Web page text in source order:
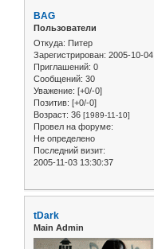
BAG
Пользователи
Откуда: Питер
Зарегистрирован: 2005-10-04
Приглашений: 0
Сообщений: 30
Уважение: [+0/-0]
Позитив: [+0/-0]
Возраст: 36 [1989-11-10]
Провел на форуме:
Не определено
Последний визит:
2005-11-03 13:30:37
tDark
Main Admin